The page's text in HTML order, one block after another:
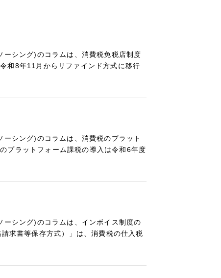
シング)のコラムは、消費税免税店制度
和8年11月からリファインド方式に移行
シング)のコラムは、消費税のプラット
プラットフォーム課税の導入は令和6年度
シング)のコラムは、インボイス制度の
求書等保存方式）」は、消費税の仕入税